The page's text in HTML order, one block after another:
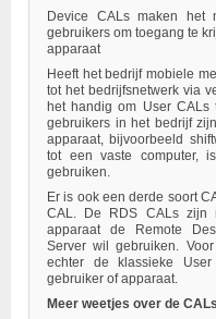
Device CALs maken het
gebruikers om toegang te
apparaat
Heeft het bedrijf mobiele
tot het bedrijfsnetwerk via
het handig om User CALs
gebruikers in het bedrijf
apparaat, bijvoorbeeld
tot een vaste computer,
gebruiken.
Er is ook een derde soort
CAL. De RDS CALs zijn
apparaat de Remote
Server wil gebruiken.
echter de klassieke
gebruiker of apparaat.
Meer weetjes over de